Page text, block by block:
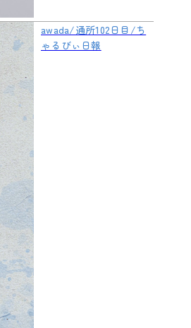
awada/通所102日目/ち
ゃるびぃ日報